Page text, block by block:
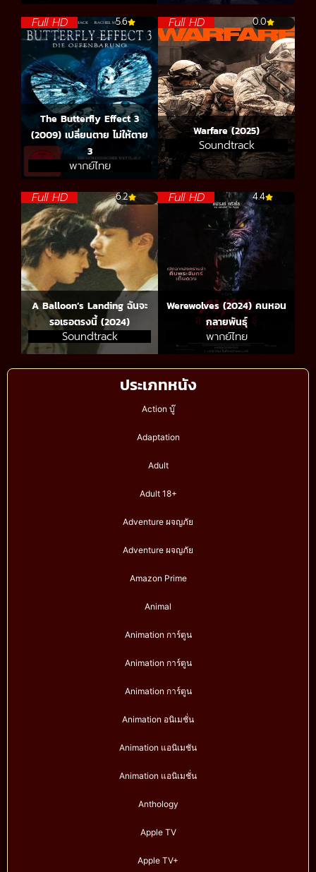
ประเภทหนัง
Action บู๊
Adaptation
Adult
Adult 18+
Adventure ผจญภัย
Adventure ผจญภัย
Amazon Prime
Animal
Animation การ์ตูน
Animation การ์ตูน
Animation การ์ตูน
Animation อนิเมชั่น
Animation แอนิเมชัน
Animation แอนิเมชั่น
Anthology
Apple TV
Apple TV+
Full HD 5.6
The Butterfly Effect 3
(2009) เปลี่ยนตาย ไม่ให้ตาย
3
พากย์ไทย
Full HD 0.0
Warfare (2025)
Soundtrack
Full HD 6.2
A Balloon’s Landing ฉันจะ
รอเธอตรงนี้ (2024)
Soundtrack
Full HD 4.4
Werewolves (2024) คนหอน
กลายพันธุ์
พากย์ไทย